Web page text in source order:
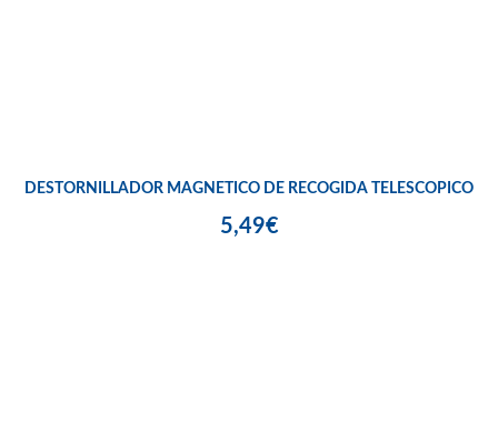
DESTORNILLADOR MAGNETICO DE RECOGIDA TELESCOPICO
5,49€